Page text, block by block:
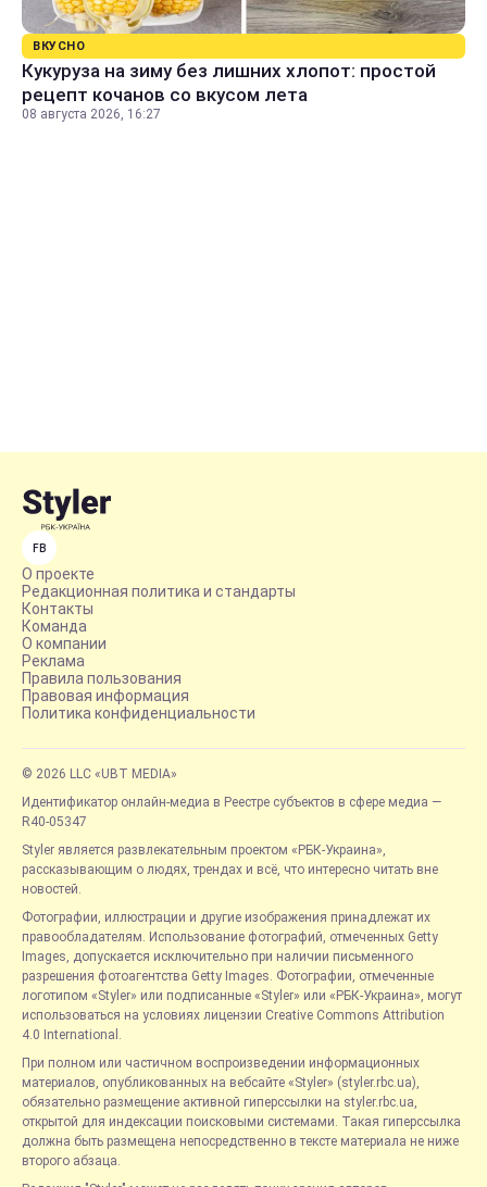
ВКУСНО
Кукуруза на зиму без лишних хлопот: простой
рецепт кочанов со вкусом лета
08 августа 2026, 16:27
FB
О проекте
Редакционная политика и стандарты
Контакты
Команда
О компании
Реклама
Правила пользования
Правовая информация
Политика конфиденциальности
© 2026 LLC «UBT MEDIA»
Идентификатор онлайн-медиа в Реестре субъектов в сфере медиа —
R40-05347
Styler является развлекательным проектом «РБК-Украина»,
рассказывающим о людях, трендах и всё, что интересно читать вне
новостей.
Фотографии, иллюстрации и другие изображения принадлежат их
правообладателям. Использование фотографий, отмеченных Getty
Images, допускается исключительно при наличии письменного
разрешения фотоагентства Getty Images. Фотографии, отмеченные
логотипом «Styler» или подписанные «Styler» или «РБК-Украина», могут
использоваться на условиях лицензии Creative Commons Attribution
4.0 International.
При полном или частичном воспроизведении информационных
материалов, опубликованных на вебсайте «Styler» (styler.rbc.ua),
обязательно размещение активной гиперссылки на styler.rbc.ua,
открытой для индексации поисковыми системами. Такая гиперссылка
должна быть размещена непосредственно в тексте материала не ниже
второго абзаца.